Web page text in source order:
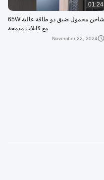
01:24
شاحن محمول ضيق ذو طاقة عالية 65W
مع كابلات مدمجة
November 22, 2024